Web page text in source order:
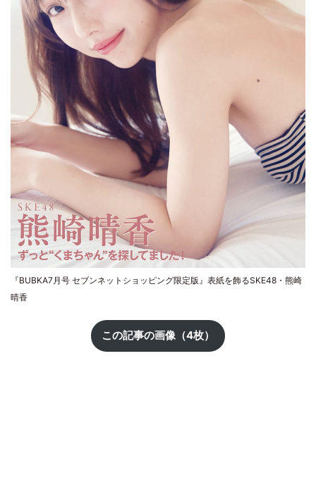
『BUBKA7月号 セブンネットショッピング限定版』表紙を飾るSKE48・熊崎
晴香
この記事の画像（4枚）